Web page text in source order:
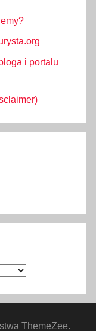
i portalu
ThemeZee.